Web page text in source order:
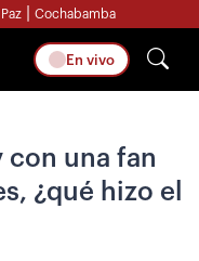
Paz Cochabamba
En vivo
con una fan
¿qué hizo el